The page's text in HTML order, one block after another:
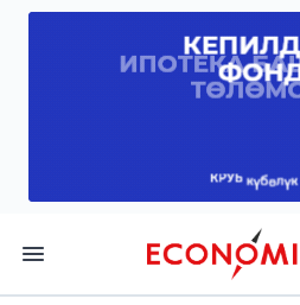
Economist.kg